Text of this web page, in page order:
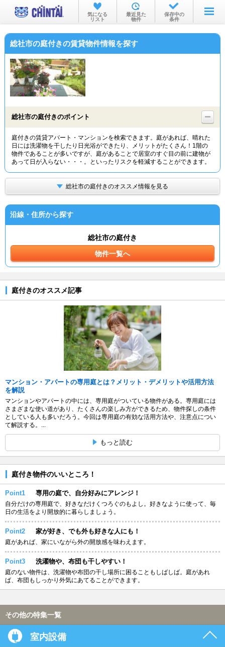
お部屋を探す
沿線・駅から
物件特集から
TOP
気になる
リスト
最近見た
物件
保存中の
条件
総社市の庭付きの賃貸物件情報を探す
総社市の庭付きのポイント
庭付きの賃貸アパート・マンションを検索できます。庭があれば、晴れた
日には洗濯物を干したり日光浴ができたり、メリットがたくさん！1階の
物件であることが多いですが、庭があることで居室のすぐ目の前に建物が
あって日が入らない・・・。といったリスクを軽減することができます。
総社市の庭付きのオススメ情報を見る
沿線・住所から探す
総社市の庭付き
物件一覧へ
庭付きのオススメ記事
マンション・アパートの専用庭とは？メリット・デメリットや活用方法
を解説
マンションやアパートの中には、専用庭がついている物件がある。専用庭には
さまざまな使い道があり、たくさんの楽しみ方ができるため、物件探しの条件
としている人も多いだろう。今回は専用庭の有効な活用方法や、注意点につい
て解説する。...
もっと読む
庭付き物件のいいところ！
Point1 専用の庭で、自分好みにアレンジ！
自分だけの専用庭で、好きなだけくつろぐのもよし。好きなように使って、毎
日の生活をより開放的に暮らしましょう。
Point2 家が好き、でも外も好きな人にも！
庭があれば、家にいながら外の開放感を味わえます。
Point3 洗濯物や、布団も干しやすい！
庭のない物件は、洗濯物や布団の干し場所に困ることもしばしば。庭があれ
ば、布団もしっかり外気にあてることができます。
その他の特集一覧
室内設備